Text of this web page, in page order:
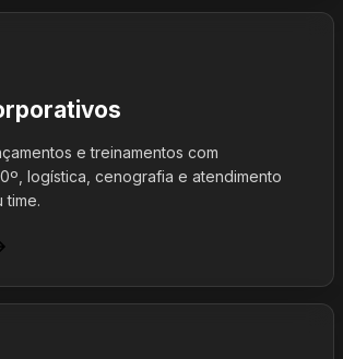
e treinamentos com
logística, cenografia e atendimento
time.